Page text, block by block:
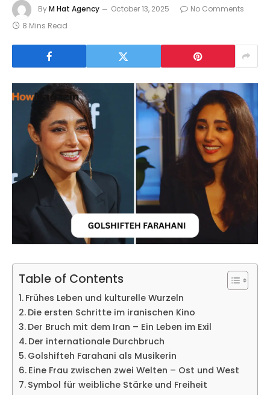
ByM Hat Agency October 13, 2025
No Comments
8 Mins Read
Table of Contents
Frühes Leben und kulturelle Wurzeln
Die ersten Schritte im iranischen Kino
Der Bruch mit dem Iran – Ein Leben im Exil
Der internationale Durchbruch
Golshifteh Farahani als Musikerin
Eine Frau zwischen zwei Welten – Ost und West
Symbol für weibliche Stärke und Freiheit